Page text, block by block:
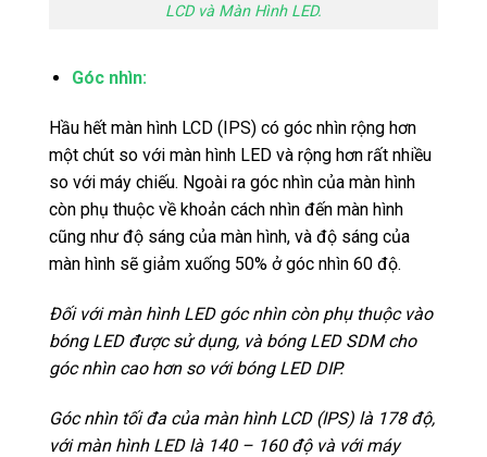
LCD và Màn Hình LED.
Góc nhìn:
Hầu hết màn hình LCD (IPS) có góc nhìn rộng hơn
một chút so với màn hình LED và rộng hơn rất nhiều
so với máy chiếu. Ngoài ra góc nhìn của màn hình
còn phụ thuộc về khoản cách nhìn đến màn hình
cũng như độ sáng của màn hình, và độ sáng của
màn hình sẽ giảm xuống 50% ở góc nhìn 60 độ.
Đối với màn hình LED góc nhìn còn phụ thuộc vào
bóng LED được sử dụng, và bóng LED SDM cho
góc nhìn cao hơn so với bóng LED DIP.
Góc nhìn tối đa của màn hình LCD (IPS) là 178 độ,
với màn hình LED là 140 – 160 độ và với máy